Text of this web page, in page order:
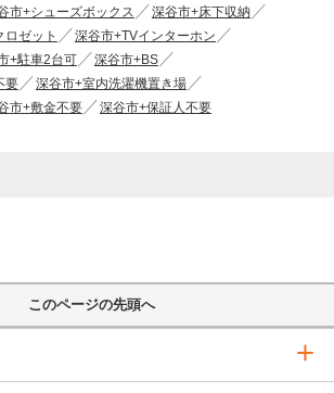
市+シューズボックス
深谷市+床下収納
ゼット
深谷市+TVインターホン
+駐車2台可
深谷市+BS
要
深谷市+室内洗濯機置き場
市+敷金不要 深谷市+保証人不要
このページの先頭へ